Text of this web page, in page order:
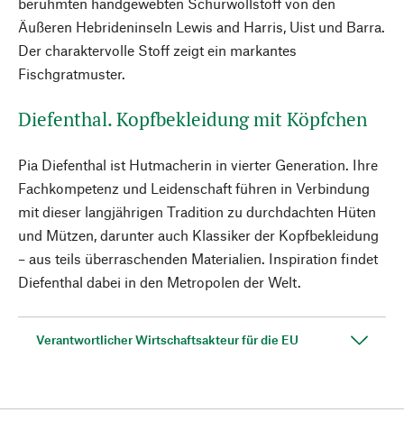
Äußeren Hebrideninseln Lewis and Harris, Uist und Barra.
Der charaktervolle Stoff zeigt ein markantes
Fischgratmuster.
Diefenthal. Kopfbekleidung mit Köpfchen
Pia Diefenthal ist Hutmacherin in vierter Generation. Ihre
Fachkompetenz und Leidenschaft führen in Verbindung
mit dieser langjährigen Tradition zu durchdachten Hüten
und Mützen, darunter auch Klassiker der Kopfbekleidung
– aus teils überraschenden Materialien. Inspiration findet
Diefenthal dabei in den Metropolen der Welt.
Verantwortlicher Wirtschaftsakteur für die EU